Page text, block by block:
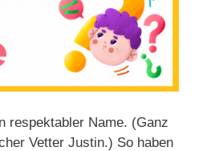
respektabler Name. (Ganz
Vetter Justin.) So haben